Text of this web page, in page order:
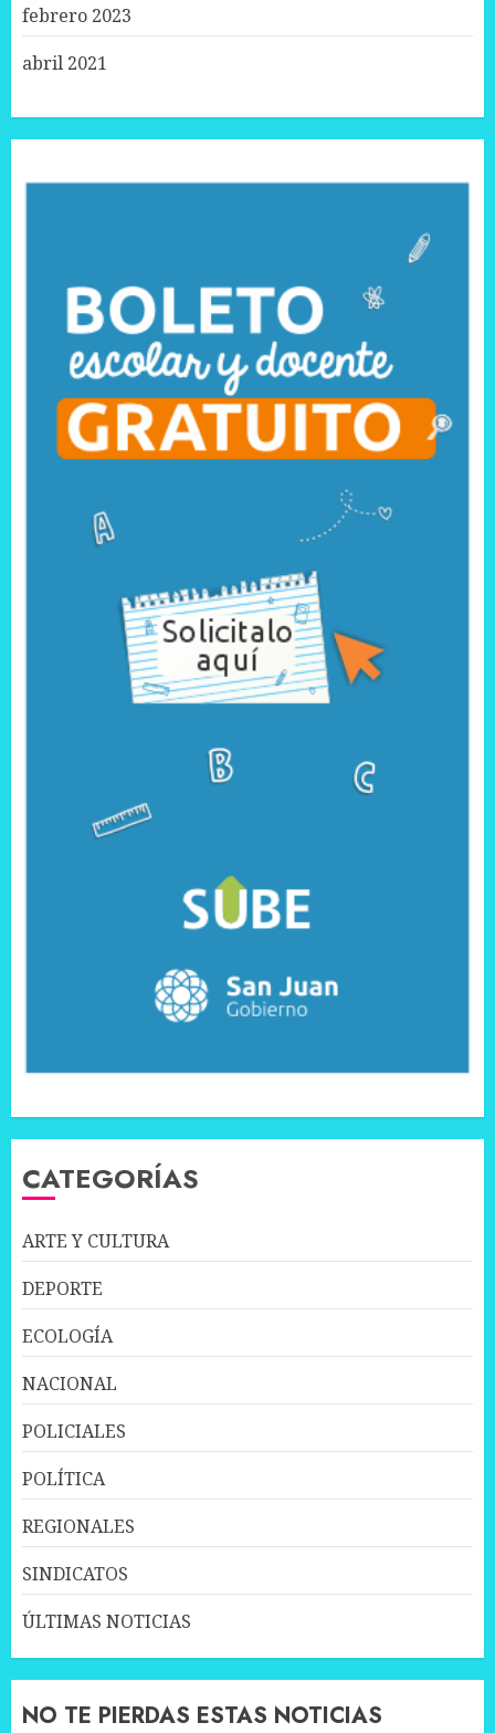
febrero 2023
abril 2021
CATEGORÍAS
ARTE Y CULTURA
DEPORTE
ECOLOGÍA
NACIONAL
POLICIALES
POLÍTICA
REGIONALES
SINDICATOS
ÚLTIMAS NOTICIAS
NO TE PIERDAS ESTAS NOTICIAS